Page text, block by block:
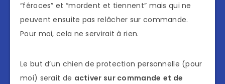
“féroces” et “mordent et tiennent” mais qui ne
peuvent ensuite pas relâcher sur commande.
Pour moi, cela ne servirait à rien.
Le but d’un chien de protection personnelle (pour
moi) serait de activer sur commande et de